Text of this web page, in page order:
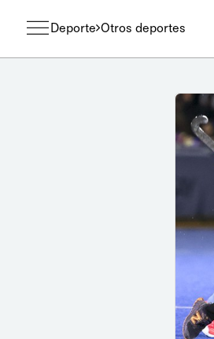
Deporte Otros deportes